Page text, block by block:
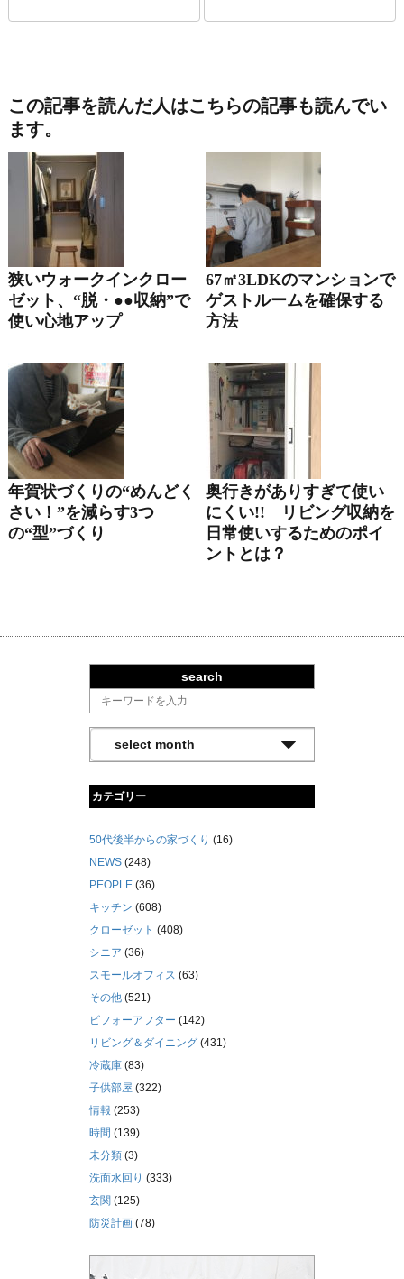
この記事を読んだ人はこちらの記事も読んでい
ます。
狭いウォークインクロー
ゼット、“脱・●●収納”で
使い心地アップ
67㎡3LDKのマンションで
ゲストルームを確保する
方法
年賀状づくりの“めんどく
さい！”を減らす3つ
の“型”づくり
奥行きがありすぎて使い
にくい!! リビング収納を
日常使いするためのポイ
ントとは？
search
カテゴリー
50代後半からの家づくり (16)
NEWS (248)
PEOPLE (36)
キッチン (608)
クローゼット (408)
シニア (36)
スモールオフィス (63)
その他 (521)
ビフォーアフター (142)
リビング＆ダイニング (431)
冷蔵庫 (83)
子供部屋 (322)
情報 (253)
時間 (139)
未分類 (3)
洗面水回り (333)
玄関 (125)
防災計画 (78)